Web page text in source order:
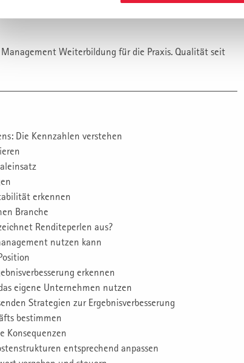
Management Weiterbildung für die Praxis. Qualität seit
Die Kennzahlen verstehen
erkennen
Branche
Renditeperlen aus?
nutzen kann
erkennen
eigene Unternehmen nutzen
Strategien zur Ergebnisverbesserung
bestimmen
Konsequenzen
entsprechend anpassen